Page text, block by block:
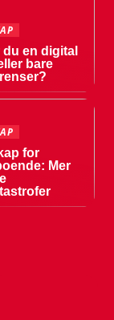
en digital
bare
for
Mer